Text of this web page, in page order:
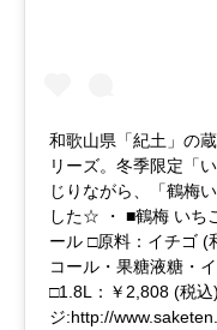
和歌山県「紀土」の
リーズ。冬季限定「
じりながら、「鶴梅
した☆ ・ ■鶴梅 いち
ール □原料：イチゴ (
コール・果糖液糖・
□1.8L：￥2,808 (税込
ジ:http://